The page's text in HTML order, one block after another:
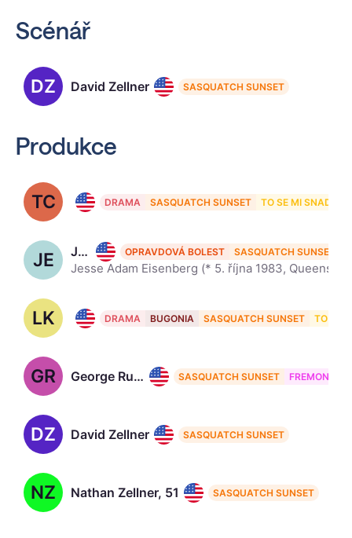
Scénář
DZ David Zellner SASQUATCH SUNSET
Produkce
TC Tyler Campellone
DRAMA SASQUATCH SUNSET TO SE MI SNAD
JE Jesse Eisenberg, 42 OPRAVDOVÁ BOLEST SASQUATCH SUNSET
LK Lars Knudsen
DRAMA BUGONIA SASQUATCH SUNSET TO SE
GR George Rush SASQUATCH SUNSET FREMONT
DZ David Zellner SASQUATCH SUNSET
NZ Nathan Zellner, 51 SASQUATCH SUNSET